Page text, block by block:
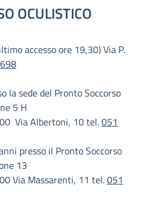
OCULISTICO
accesso ore 19,30) Via P.
la sede del Pronto Soccorso
5 H
Via Albertoni, 10 tel.051
presso il Pronto Soccorso
13
Via Massarenti, 11 tel.051